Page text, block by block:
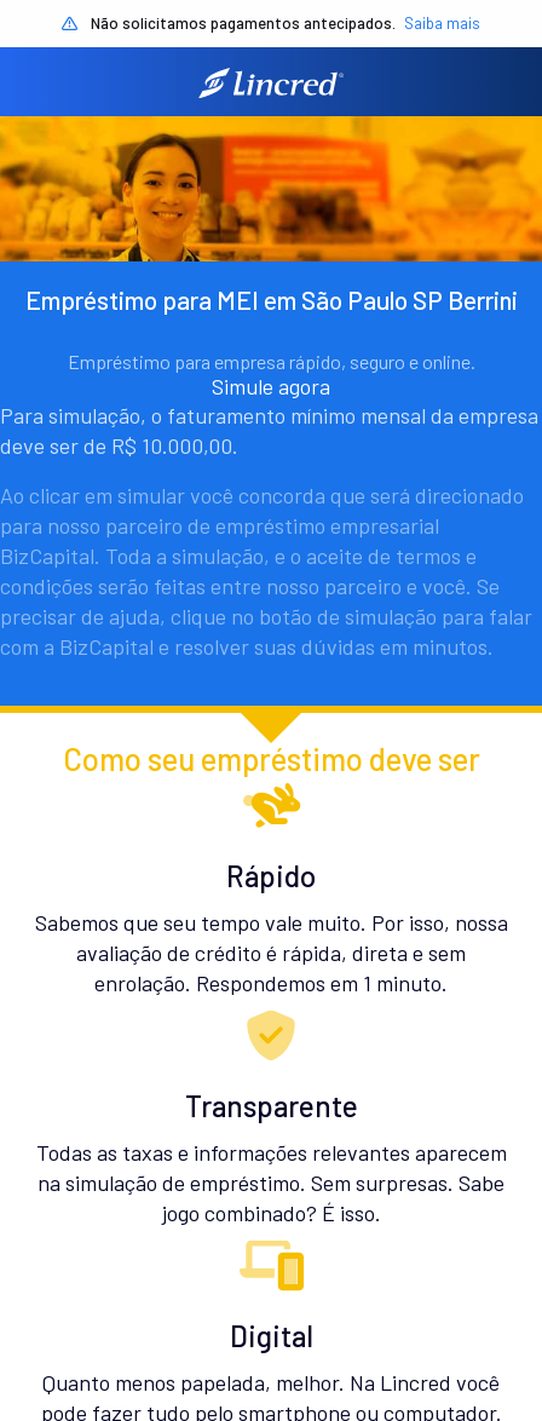
Não solicitamos pagamentos antecipados. Saiba mais
Empréstimo para MEI em São Paulo SP Berrini
Empréstimo para empresa rápido, seguro e online.
Simule agora
Para simulação, o faturamento mínimo mensal da empresa
deve ser de R$ 10.000,00.
Ao clicar em simular você concorda que será direcionado
para nosso parceiro de empréstimo empresarial
BizCapital. Toda a simulação, e o aceite de termos e
condições serão feitas entre nosso parceiro e você. Se
precisar de ajuda, clique no botão de simulação para falar
com a BizCapital e resolver suas dúvidas em minutos.
Como seu empréstimo deve ser
Rápido
Sabemos que seu tempo vale muito. Por isso, nossa
avaliação de crédito é rápida, direta e sem
enrolação. Respondemos em 1 minuto.
Transparente
Todas as taxas e informações relevantes aparecem
na simulação de empréstimo. Sem surpresas. Sabe
jogo combinado? É isso.
Digital
Quanto menos papelada, melhor. Na Lincred você
pode fazer tudo pelo smartphone ou computador.